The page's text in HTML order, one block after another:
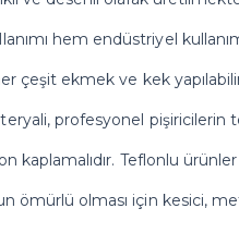
hem endüstriyel
çeşit ekmek ve kek
profesyonel pişiricilerin
kaplamalıdır. Teflonlu
ömürlü olması için kesici,